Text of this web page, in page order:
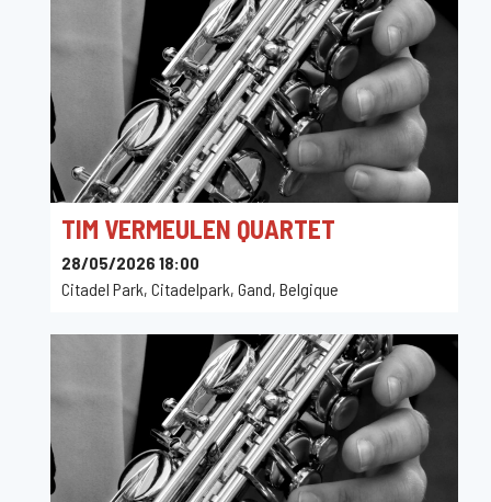
TIM VERMEULEN QUARTET
28/05/2026 18:00
Citadel Park, Citadelpark, Gand, Belgique